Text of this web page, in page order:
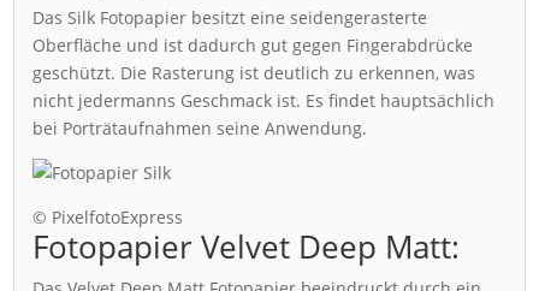
Das Silk Fotopapier besitzt eine seidengerasterte
Oberfläche und ist dadurch gut gegen Fingerabdrücke
geschützt. Die Rasterung ist deutlich zu erkennen, was
nicht jedermanns Geschmack ist. Es findet hauptsächlich
bei Porträtaufnahmen seine Anwendung.
© PixelfotoExpress
Fotopapier Velvet Deep Matt: